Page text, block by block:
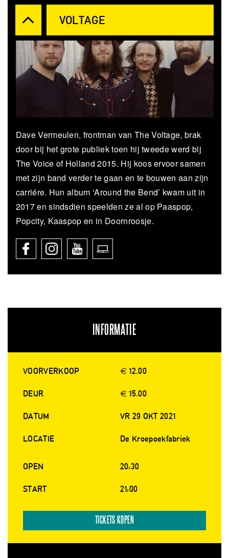
VOLTAGE
Dave Vermeulen, frontman van The Voltage, brak
door bij het grote publiek toen hij tweede werd bij
The Voice of Holland 2015. Hij koos ervoor samen
met zijn band verder te gaan en te bouwen aan zijn
carriére. Hun album ‘Around the Bend’ kwam uit in
2017 en sindsdien speelden ze al op Paaspop,
Popcity, Kaaspop en in Doornroosje.
INFORMATIE
VOORVERKOOP € 12.00
DEUR € 15.00
DATUM VR 29 OKT 2021
LOCATIE De Kroepoekfabriek
OPEN 20:30
START 21:00
TICKETS KOPEN